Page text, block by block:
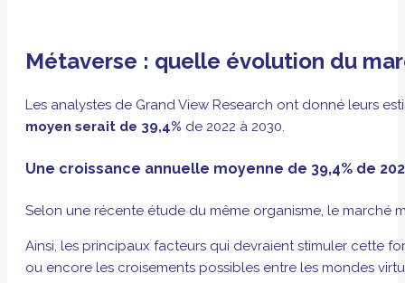
Métaverse : quelle évolution du
Les analystes de Grand View Research ont donné leurs
moyen serait de 39,4% de 2022 à 2030.
Une croissance annuelle moyenne de 39,4% de
Selon une récente étude du même organisme, le marché
Ainsi, les principaux facteurs qui devraient stimuler cette
ou encore les croisements possibles entre les mondes